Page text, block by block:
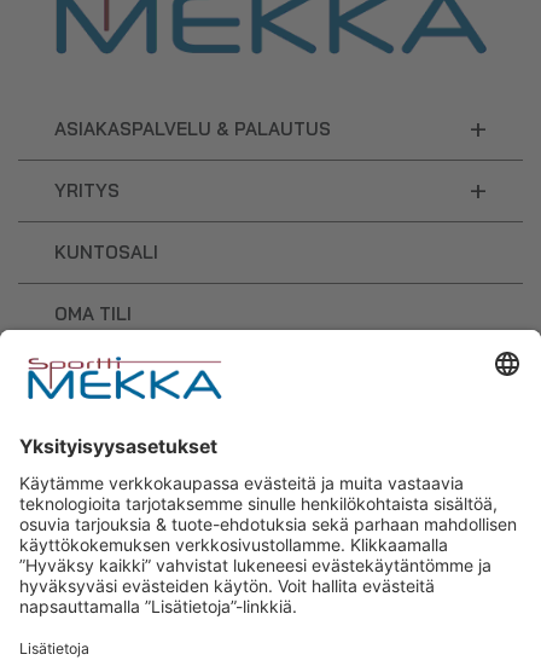
ASIAKASPALVELU & PALAUTUS +
YRITYS +
KUNTOSALI
OMA TILI
OSTOSKORI
Sporttimekka – lisäravinteiden ja
urheilutarvikkeiden osaaja